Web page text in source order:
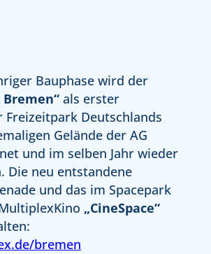
Bauphase wird der
Bremen“als erster
Freizeitpark Deutschlands
Gelände der AG
und im selben Jahr wieder
Die neu entstandene
und das im Spacepark
„CineSpace“
bremen